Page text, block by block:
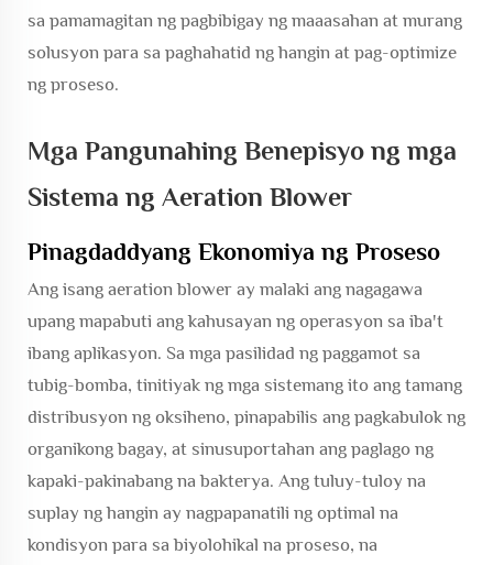
sa pamamagitan ng pagbibigay ng maaasahan at murang
solusyon para sa paghahatid ng hangin at pag-optimize
ng proseso.
Mga Pangunahing Benepisyo ng mga
Sistema ng Aeration Blower
Pinagdaddyang Ekonomiya ng Proseso
Ang isang aeration blower ay malaki ang nagagawa
upang mapabuti ang kahusayan ng operasyon sa iba't
ibang aplikasyon. Sa mga pasilidad ng paggamot sa
tubig-bomba, tinitiyak ng mga sistemang ito ang tamang
distribusyon ng oksiheno, pinapabilis ang pagkabulok ng
organikong bagay, at sinusuportahan ang paglago ng
kapaki-pakinabang na bakterya. Ang tuluy-tuloy na
suplay ng hangin ay nagpapanatili ng optimal na
kondisyon para sa biyolohikal na proseso, na